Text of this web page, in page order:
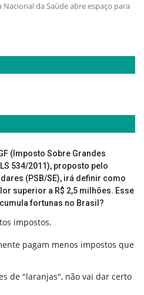
da Saúde abre espaço para
(Imposto Sobre Grandes
534/2011), proposto pelo
(PSB/SE), irá definir como
superior a R$ 2,5 milhões. Esse
fortunas no Brasil?
impostos.
pagam menos impostos que
de "laranjas", não vai dar certo